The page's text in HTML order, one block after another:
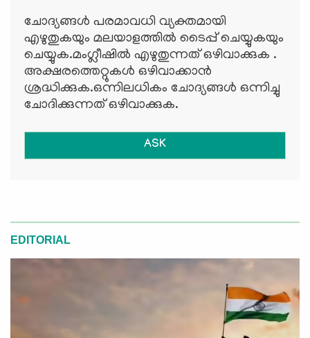
ചോദ്യങ്ങള്‍ പരമാവധി വ്യക്തമായി
എഴുതുകയും മലയാളത്തില്‍ ടൈപ്പ് ചെയ്യുകയും
ചെയ്യുക.മംഗ്ലീഷില്‍ എഴുതുന്നത് ഒഴിവാക്കുക .
അക്ഷരത്തെറ്റുകള്‍ ഒഴിവാക്കാന്‍
ശ്രദ്ധിക്കുക.ഒന്നിലധികം ചോദ്യങ്ങള്‍ ഒന്നിച്ചു
ചോദിക്കുന്നത് ഒഴിവാക്കുക.
ASK
EDITORIAL